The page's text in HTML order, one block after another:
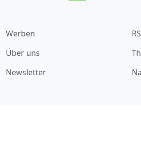
Werben
Über uns
Newsletter